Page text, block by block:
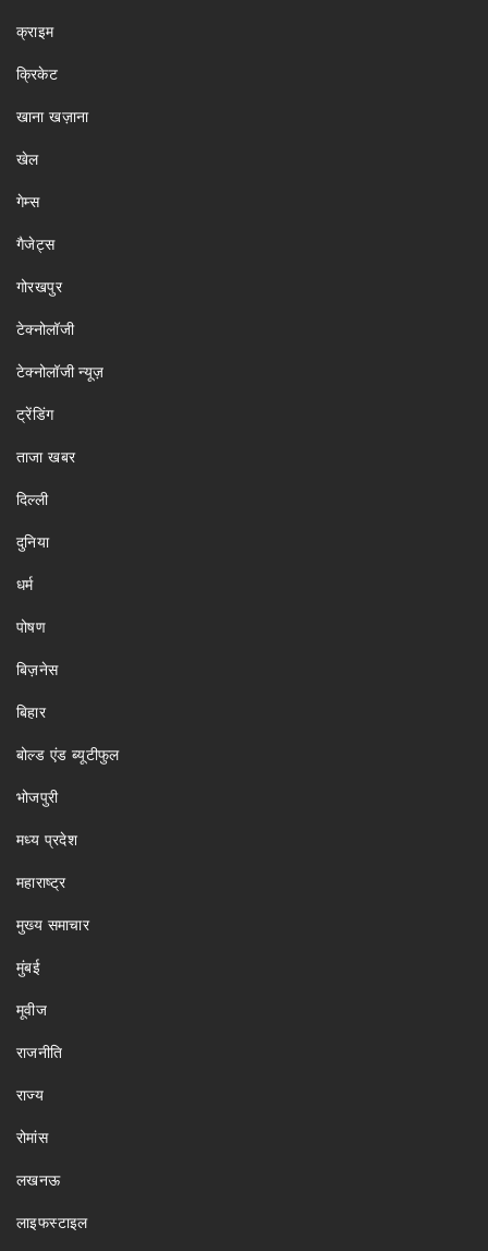
क्राइम
क्रिकेट
खाना खज़ाना
खेल
गेम्स
गैजेट्स
गोरखपुर
टेक्नोलॉजी
टेक्नोलॉजी न्यूज़
ट्रेंडिंग
ताजा खबर
दिल्ली
दुनिया
धर्म
पोषण
बिज़नेस
बिहार
बोल्ड एंड ब्यूटीफुल
भोजपुरी
मध्य प्रदेश
महाराष्ट्र
मुख्य समाचार
मुंबई
मूवीज
राजनीति
राज्य
रोमांस
लखनऊ
लाइफस्टाइल